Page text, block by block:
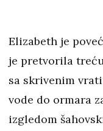
Elizabeth je
je pretvorila
sa skrivenim
vode do ormara
izgledom